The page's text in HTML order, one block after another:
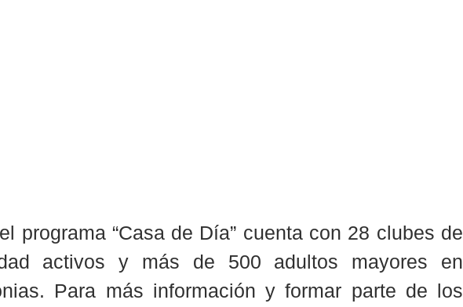
programa “Casa de Día” cuenta con 28 clubes de
activos y más de 500 adultos mayores en
Para más información y formar parte de los